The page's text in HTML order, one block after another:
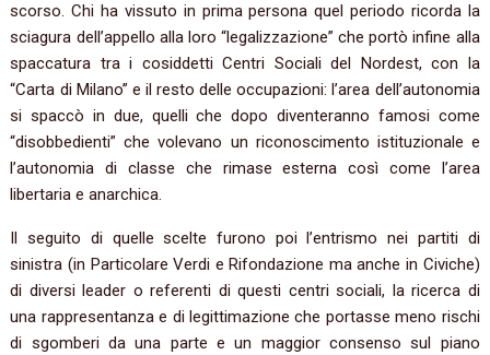
scorso. Chi ha vissuto in prima persona quel periodo ricorda la
sciagura dell’appello alla loro “legalizzazione” che portò infine alla
spaccatura tra i cosiddetti Centri Sociali del Nordest, con la
“Carta di Milano” e il resto delle occupazioni: l’area dell’autonomia
si spaccò in due, quelli che dopo diventeranno famosi come
“disobbedienti” che volevano un riconoscimento istituzionale e
l’autonomia di classe che rimase esterna così come l’area
libertaria e anarchica.
Il seguito di quelle scelte furono poi l’entrismo nei partiti di
sinistra (in Particolare Verdi e Rifondazione ma anche in Civiche)
di diversi leader o referenti di questi centri sociali, la ricerca di
una rappresentanza e di legittimazione che portasse meno rischi
di sgomberi da una parte e un maggior consenso sul piano